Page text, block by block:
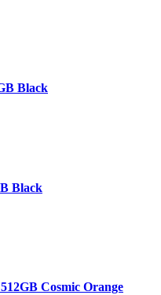
Black
Black
Cosmic Orange